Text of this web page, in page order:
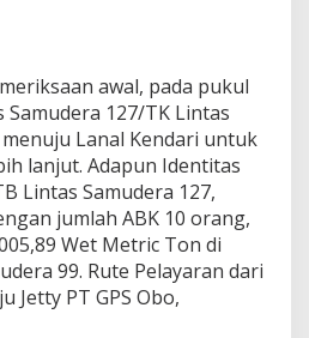
awal, pada pukul
Samudera 127/TK Lintas
Lanal Kendari untuk
lanjut. Adapun Identitas
Lintas Samudera 127,
jumlah ABK 10 orang,
Wet Metric Ton di
99. Rute Pelayaran dari
Jetty PT GPS Obo,